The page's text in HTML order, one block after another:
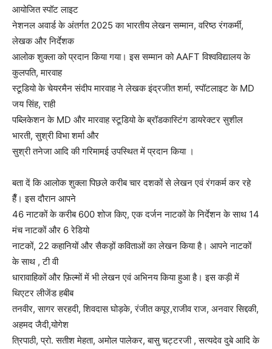
आयोजित स्पॉट लाइट
नेशनल अवार्ड के अंतर्गत 2025 का भारतीय लेखन सम्मान, वरिष्ठ रंगकर्मी,
लेखक और निर्देशक
आलोक शुक्ला को प्रदान किया गया। इस सम्मान को AAFT विश्वविद्यालय के
कुलपति, मारवाह
स्टूडियो के चेयरमैन संदीप मारवाह ने लेखक इंद्रजीत शर्मा, स्पॉटलाइट के MD
जय सिंह, राही
पब्लिकेशन के MD और मारवाह स्टूडियो के ब्रॉडकास्टिंग डायरेक्टर सुशील
भारती, सुश्री विभा शर्मा और
सुश्री तनेजा आदि की गरिमामई उपस्थित में प्रदान किया ।
बता दें कि आलोक शुक्ला पिछले करीब चार दशकों से लेखन एवं रंगकर्म कर रहे
हैँ। इस दौरान आपने
46 नाटकों के करीब 600 शोज किए, एक दर्जन नाटकों के निर्देशन के साथ 14
मंच नाटकों और 6 रेडियो
नाटकों, 22 कहानियों और सैकड़ों कविताओं का लेखन किया है। आपने नाटकों
के साथ , टी वी
धारावाहिकों और फ़िल्मों में भी लेखन एवं अभिनय किया हुआ है। इस कड़ी में
थिएटर लीजेंड हबीब
तनवीर, सागर सरहदी, शिवदास घोड़के, रंजीत कपूर,राजीव राज, अनवार सिद्दकी,
अहमद जैदी,योगेश
त्रिपाठी, प्रो. सतीश मेहता, अमोल पालेकर, बासु चट्टरजी , सत्यदेव दुबे आदि के